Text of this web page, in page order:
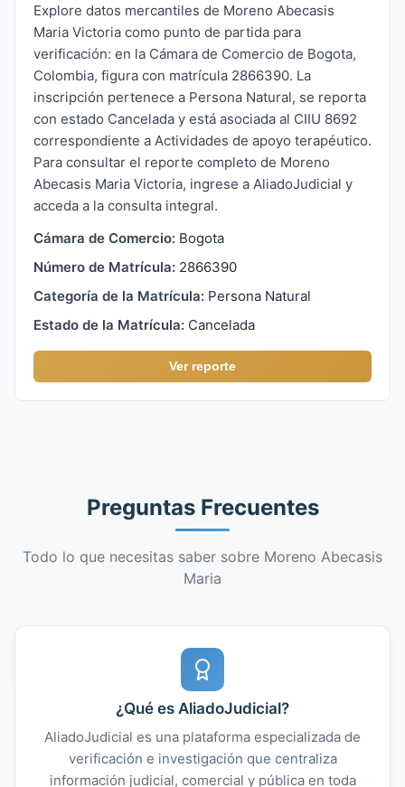
Explore datos mercantiles de Moreno Abecasis
Maria Victoria como punto de partida para
verificación: en la Cámara de Comercio de Bogota,
Colombia, figura con matrícula 2866390. La
inscripción pertenece a Persona Natural, se reporta
con estado Cancelada y está asociada al CIIU 8692
correspondiente a Actividades de apoyo terapéutico.
Para consultar el reporte completo de Moreno
Abecasis Maria Victoria, ingrese a AliadoJudicial y
acceda a la consulta integral.
Cámara de Comercio: Bogota
Número de Matrícula: 2866390
Categoría de la Matrícula: Persona Natural
Estado de la Matrícula: Cancelada
Ver reporte
Preguntas Frecuentes
Todo lo que necesitas saber sobre Moreno Abecasis
Maria
¿Qué es AliadoJudicial?
AliadoJudicial es una plataforma especializada de
verificación e investigación que centraliza
información judicial, comercial y pública en toda